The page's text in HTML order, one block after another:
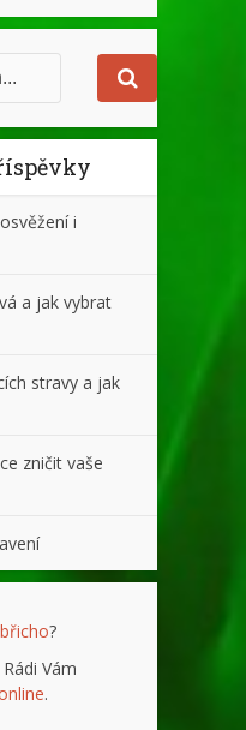
i
a jak vybrat
stravy a jak
zničit vaše
?
Rádi Vám
.